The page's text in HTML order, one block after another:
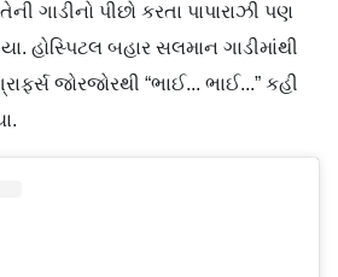
ગાડીનો પીછો કરતા પાપારાઝી પણ
હોસ્પિટલ બહાર સલમાન ગાડીમાંથી
જોરજોરથી “ભાઈ... ભાઈ...” કહી